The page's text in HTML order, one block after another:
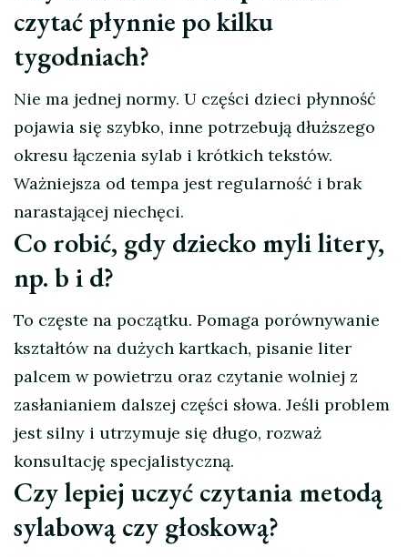
czytać płynnie po kilku
tygodniach?
Nie ma jednej normy. U części dzieci płynność
pojawia się szybko, inne potrzebują dłuższego
okresu łączenia sylab i krótkich tekstów.
Ważniejsza od tempa jest regularność i brak
narastającej niechęci.
Co robić, gdy dziecko myli litery,
np. b i d?
To częste na początku. Pomaga porównywanie
kształtów na dużych kartkach, pisanie liter
palcem w powietrzu oraz czytanie wolniej z
zasłanianiem dalszej części słowa. Jeśli problem
jest silny i utrzymuje się długo, rozważ
konsultację specjalistyczną.
Czy lepiej uczyć czytania metodą
sylabową czy głoskową?